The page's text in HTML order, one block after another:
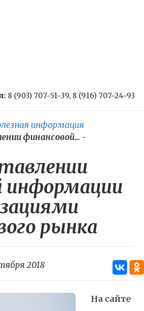
8 (903) 707-51-39, 8 (916) 707-24-93
информация
финансовой... -
информации
рынка
2018
На сайте